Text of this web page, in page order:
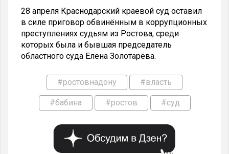
28 апреля Краснодарский краевой суд оставил
в силе приговор обвинённым в коррупционных
преступлениях судьям из Ростова, среди
которых была и бывшая председатель
областного суда Елена Золотарёва.
#ростовнадону #власть
#бабина #ростов #суд